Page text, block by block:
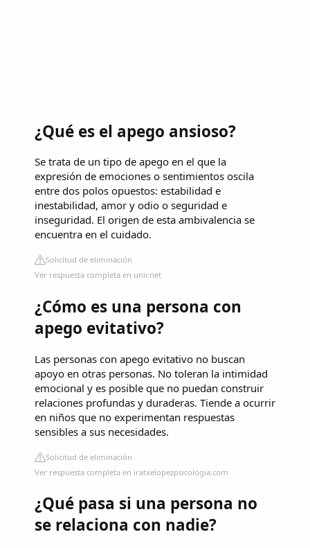
¿Qué es el apego ansioso?
Se trata de un tipo de apego en el que la
expresión de emociones o sentimientos oscila
entre dos polos opuestos: estabilidad e
inestabilidad, amor y odio o seguridad e
inseguridad. El origen de esta ambivalencia se
encuentra en el cuidado.
Solicitud de eliminación
Ver respuesta completa en unir.net
¿Cómo es una persona con
apego evitativo?
Las personas con apego evitativo no buscan
apoyo en otras personas. No toleran la intimidad
emocional y es posible que no puedan construir
relaciones profundas y duraderas. Tiende a ocurrir
en niños que no experimentan respuestas
sensibles a sus necesidades.
Solicitud de eliminación
Ver respuesta completa en iratxelopezpsicologia.com
¿Qué pasa si una persona no
se relaciona con nadie?